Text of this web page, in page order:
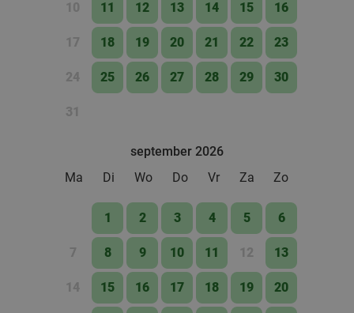
bij SPAR City Zutphen
Morgen Ma Di Wo
Vr
SPAR city Zutphen
27 min.
Verkocht: 149
Lunch voor 2 bij Fletcher Hotels
Fletcher Hotels
Ellecom
28 min.
Verkocht: 4.878 Regulier €33
€19
10 11 12 13 14 15 16
17 18 19 20 21 22 23
24 25 26 27 28 29 30
31
september 2026
Ma
Di Wo Do Vr Za Zo
1 2 3 4 5 6
7 8 9 10 11 12 13
14 15 16 17 18 19 20